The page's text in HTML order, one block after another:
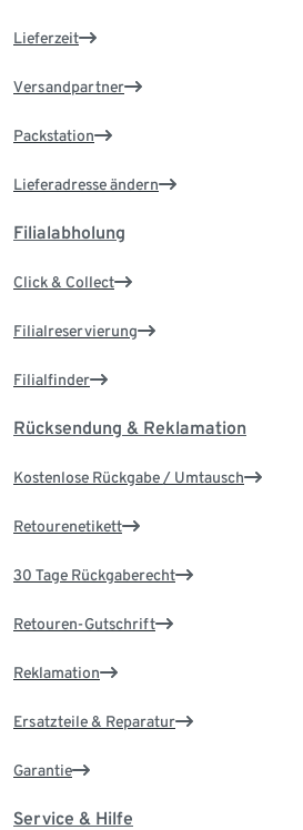
Lieferzeit
Versandpartner
Packstation
Lieferadresse ändern
Filialabholung
Click & Collect
Filialreservierung
Filialfinder
Rücksendung & Reklamation
Kostenlose Rückgabe / Umtausch
Retourenetikett
30 Tage Rückgaberecht
Retouren-Gutschrift
Reklamation
Ersatzteile & Reparatur
Garantie
Service & Hilfe